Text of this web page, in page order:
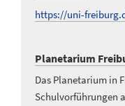
https://uni-
Planetarium
Das Planetarium in
Schulvorführungen